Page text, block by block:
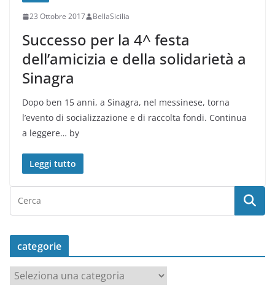
23 Ottobre 2017 BellaSicilia
Successo per la 4^ festa
dell’amicizia e della solidarietà a
Sinagra
Dopo ben 15 anni, a Sinagra, nel messinese, torna
l’evento di socializzazione e di raccolta fondi. Continua
a leggere… by
Leggi tutto
categorie